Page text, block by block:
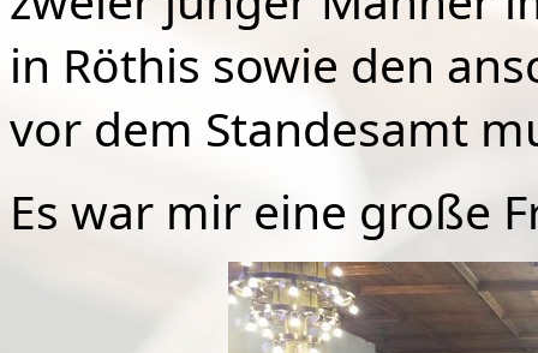
in Röthis sowie den
vor dem Standesamt
Es war mir eine große